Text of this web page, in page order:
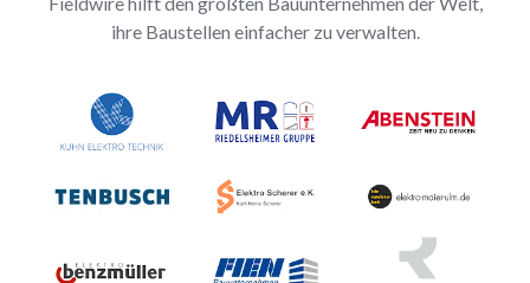
ihre Baustellen einfacher zu verwalten.